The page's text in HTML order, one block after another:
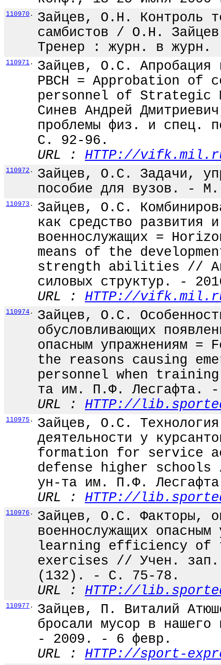
110970 .
Зайцев, О.Н. Контроль
самбистов / О.Н.
Тренер : журн. в
110971 .
Зайцев, О.С. Апробация
РВСН = Approbation of
personnel of Strategic
Синев Андрей
проблемы физ. и спец.
С. 92-96.
URL : HTTP://
110972 .
Зайцев, О.С. Задачи,
пособие для вузов. -
110973 .
Зайцев, О.С.
как средство развития
военнослужащих =
means of the
strength abilities //
силовых структур. -
URL : HTTP://
110974 .
Зайцев, О.С.
обусловливающих
опасным упражнениям
the reasons causing
personnel when
та им. П.Ф.
URL : HTTP://
110975 .
Зайцев, О.С. Технология
деятельности у
formation for service
defense higher
ун-та им. П.Ф.
URL : HTTP://
110976 .
Зайцев, О.С. Факторы,
военнослужащих
learning efficiency of
exercises // Учен.
(132). - С. 75-78.
URL : HTTP://
110977 .
Зайцев, П. Виталий
бросали мусор в
- 2009. - 6 февр.
URL : HTTP://sport-